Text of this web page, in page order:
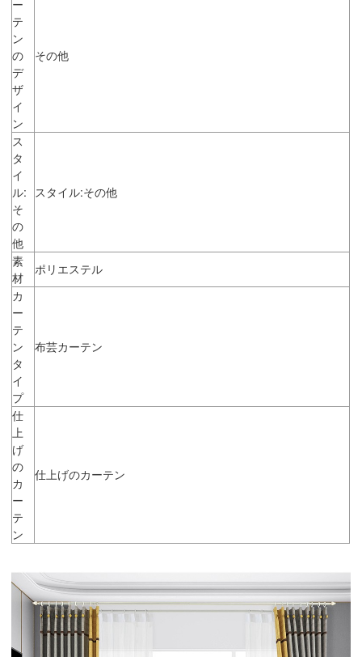
ー
テ
ン
の
デ
ザ
イ
ン
その他
ス
タ
イ
ル:
そ
の
他
スタイル:その他
素
材
ポリエステル
カ
ー
テ
ン
タ
イ
プ
布芸カーテン
仕
上
げ
の
カ
ー
テ
ン
仕上げのカーテン